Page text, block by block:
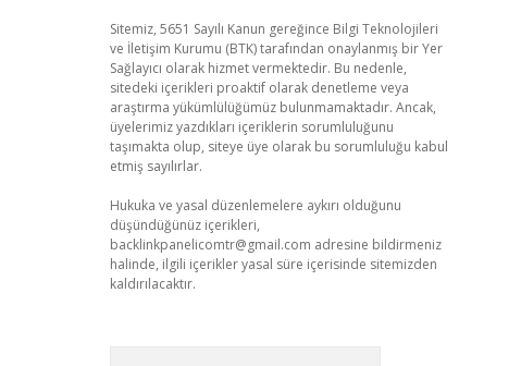
Sitemiz, 5651 Sayılı Kanun gereğince Bilgi Teknolojileri
ve İletişim Kurumu (BTK) tarafından onaylanmış bir Yer
Sağlayıcı olarak hizmet vermektedir. Bu nedenle,
sitedeki içerikleri proaktif olarak denetleme veya
araştırma yükümlülüğümüz bulunmamaktadır. Ancak,
üyelerimiz yazdıkları içeriklerin sorumluluğunu
taşımakta olup, siteye üye olarak bu sorumluluğu kabul
etmiş sayılırlar.
Hukuka ve yasal düzenlemelere aykırı olduğunu
düşündüğünüz içerikleri,
backlinkpanelicomtr@gmail.com adresine bildirmeniz
halinde, ilgili içerikler yasal süre içerisinde sitemizden
kaldırılacaktır.